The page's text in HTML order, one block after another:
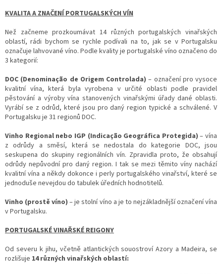
KVALITA A ZNAČENÍ PORTUGALSKÝCH VÍN
Než začneme prozkoumávat 14 různých portugalských vinařských
oblastí, rádi bychom se rychle podívali na to, jak se v Portugalsku
označuje lahvované víno. Podle kvality je portugalské víno označeno do
3 kategorií:
DOC (Denominação de Origem Controlada) – označení pro vysoce
kvalitní vína, která byla vyrobena v určité oblasti podle pravidel
pěstování a výroby vína stanovených vinařskými úřady dané oblasti.
Vyrábí se z odrůd, které jsou pro daný region typické a schválené. V
Portugalsku je 31 regionů DOC.
Vinho Regional nebo IGP (Indicação Geográfica Protegida) – vína
z odrůdy a směsí, která se nedostala do kategorie DOC, jsou
seskupena do skupiny regionálních vín. Zpravidla proto, že obsahují
odrůdy nepůvodní pro daný region. I tak se mezi těmito víny nachází
kvalitní vína a někdy dokonce i perly portugalského vinařství, které se
jednoduše nevejdou do tabulek úředních hodnotitelů.
Vinho (prostě víno) – je stolní víno a je to nejzákladnější označení vína
v Portugalsku.
PORTUGALSKÉ VINAŘSKÉ REIGONY
Od severu k jihu, včetně atlantických souostroví Azory a Madeira, se
rozlišuje 14 různých vinařských oblastí: